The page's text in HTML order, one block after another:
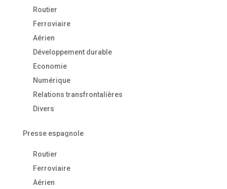
Routier
Ferroviaire
Aérien
Développement durable
Economie
Numérique
Relations transfrontalières
Divers
Presse espagnole
Routier
Ferroviaire
Aérien